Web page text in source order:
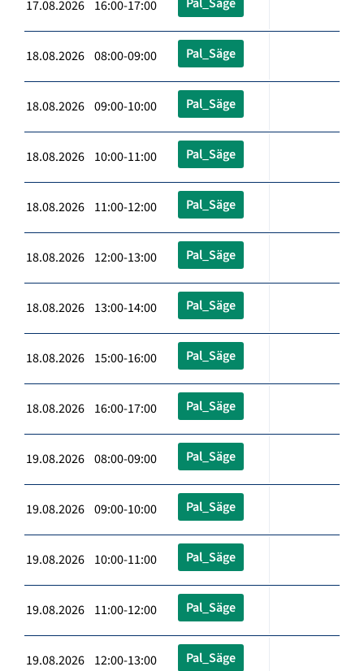
17.08.2026 16:00-17:00
18.08.2026 08:00-09:00 Pal_Säge
18.08.2026 09:00-10:00 Pal_Säge
18.08.2026 10:00-11:00 Pal_Säge
18.08.2026 11:00-12:00 Pal_Säge
18.08.2026 12:00-13:00 Pal_Säge
18.08.2026 13:00-14:00 Pal_Säge
18.08.2026 15:00-16:00 Pal_Säge
18.08.2026 16:00-17:00 Pal_Säge
19.08.2026 08:00-09:00 Pal_Säge
19.08.2026 09:00-10:00 Pal_Säge
19.08.2026 10:00-11:00 Pal_Säge
19.08.2026 11:00-12:00 Pal_Säge
19.08.2026 12:00-13:00 Pal_Säge